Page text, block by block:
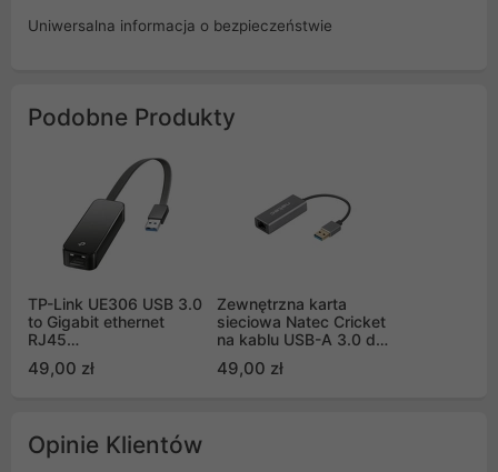
Uniwersalna informacja o bezpieczeństwie
Podobne Produkty
TP-Link UE306 USB 3.0
to Gigabit ethernet
RJ45
49,00 zł
Zewnętrzna karta
sieciowa Natec Cricket
na kablu USB-A 3.0 do
49,00 zł
Opinie Klientów